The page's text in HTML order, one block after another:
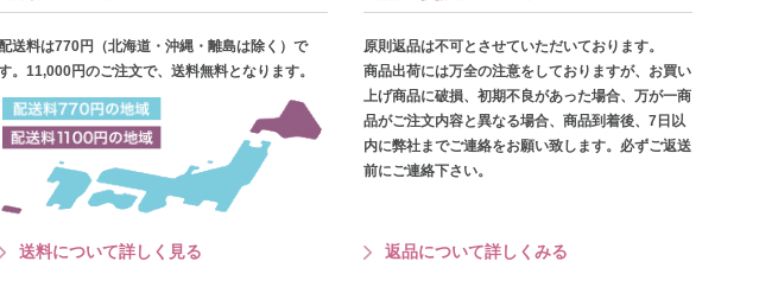
配送料は770円（北海道・沖縄・離島は除く）で
。11,000円のご注文で、送料無料となります。
送料について詳しく見る
原則返品は不可とさせていただいております。
商品出荷には万全の注意をしておりますが、お買い
上げ商品に破損、初期不良があった場合、万が一商
品がご注文内容と異なる場合、商品到着後、7日以
内に弊社までご連絡をお願い致します。必ずご返送
前にご連絡下さい。
返品について詳しくみる